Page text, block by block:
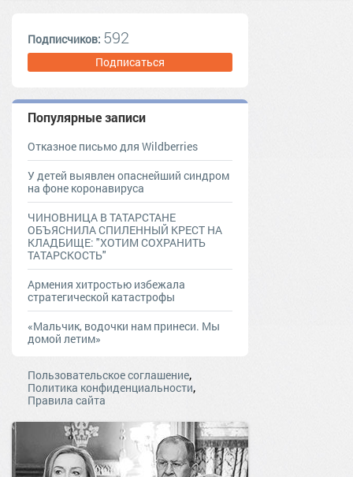
Подписчиков: 592
Подписаться
Популярные записи
Отказное письмо для Wildberries
У детей выявлен опаснейший синдром
на фоне коронавируса
ЧИНОВНИЦА В ТАТАРСТАНЕ
ОБЪЯСНИЛА СПИЛЕННЫЙ КРЕСТ НА
КЛАДБИЩЕ: "ХОТИМ СОХРАНИТЬ
ТАТАРСКОСТЬ"
Армения хитростью избежала
стратегической катастрофы
«Мальчик, водочки нам принеси. Мы
домой летим»
Пользовательское соглашение,
Политика конфиденциальности,
Правила сайта